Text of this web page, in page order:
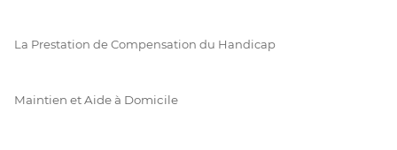
La Prestation de Compensation du Handicap
Maintien et Aide à Domicile